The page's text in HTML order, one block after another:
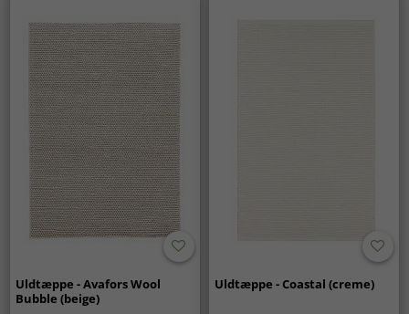
Uldtæppe - Avafors Wool
Bubble (beige)
Uldtæppe - Coastal (creme)